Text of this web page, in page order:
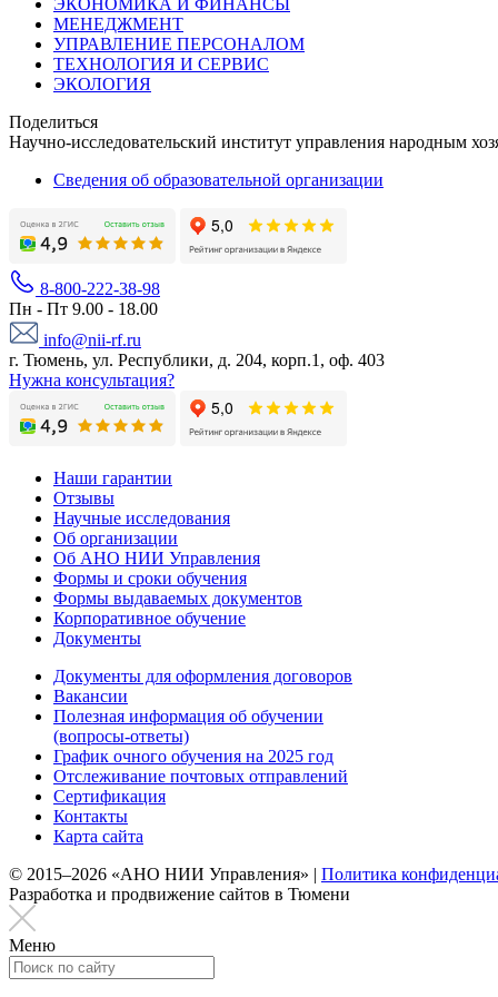
МЕНЕДЖМЕНТ
УПРАВЛЕНИЕ ПЕРСОНАЛОМ
ТЕХНОЛОГИЯ И СЕРВИС
ЭКОЛОГИЯ
Поделиться
Научно-исследовательский институт управления народным
Сведения об образовательной организации
8-800-222-38-98
Пн - Пт 9.00 - 18.00
info@nii-rf.ru
г. Тюмень, ул. Республики, д. 204, корп.1, оф. 403
Нужна консультация?
Наши гарантии
Отзывы
Научные исследования
Об организации
Об АНО НИИ Управления
Формы и сроки обучения
Формы выдаваемых документов
Корпоративное обучение
Документы
Документы для оформления договоров
Вакансии
Полезная информация об обучении
(вопросы-ответы)
График очного обучения на 2025 год
Отслеживание почтовых отправлений
Сертификация
Контакты
Карта сайта
© 2015–2026 «АНО НИИ Управления» | Политика
Разработка и продвижение сайтов в Тюмени
Меню